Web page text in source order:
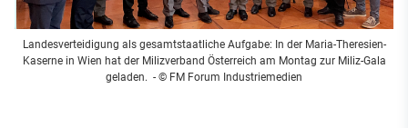
Landesverteidigung als gesamtstaatliche Aufgabe: In der Maria-Theresien-
Kaserne in Wien hat der Milizverband Österreich am Montag zur Miliz-Gala
geladen. - © FM Forum Industriemedien